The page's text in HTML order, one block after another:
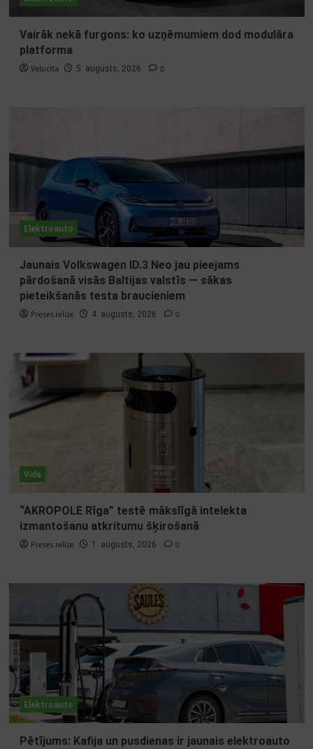
Vairāk nekā furgons: ko uzņēmumiem dod modulāra
platforma
Velocita 5. augusts, 2026. 0
Elektroauto
Jaunais Volkswagen ID.3 Neo jau pieejams
pārdošanā visās Baltijas valstīs — sākas
pieteikšanās testa braucieniem
Preses relīze 4. augusts, 2026. 0
Vide
“AKROPOLE Rīga” testē mākslīgā intelekta
izmantošanu atkritumu šķirošanā
Preses relīze 1. augusts, 2026. 0
Elektroauto
Pētījums: Kafija un pusdienas ir jaunais elektroauto